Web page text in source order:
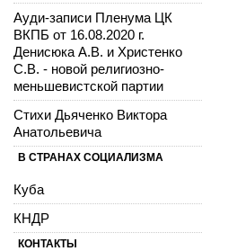
Ауди-записи Пленума ЦК
ВКПБ от 16.08.2020 г.
Денисюка А.В. и Христенко
С.В. - новой религиозно-
меньшевистской партии
Стихи Дьяченко Виктора
Анатольевича
В СТРАНАХ СОЦИАЛИЗМА
Куба
КНДР
КОНТАКТЫ